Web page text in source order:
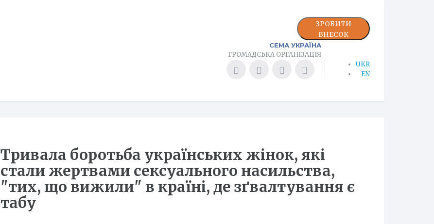
ЗРОБИТИ
ВНЕСОК
СЕМА УКРАЇНА
ГРОМАДСЬКА ОРГАНІЗАЦІЯ
UKR
EN
Тривала боротьба українських жінок, які
стали жертвами сексуального насильства,
"тих, що вижили" в країні, де зґвалтування є
табу